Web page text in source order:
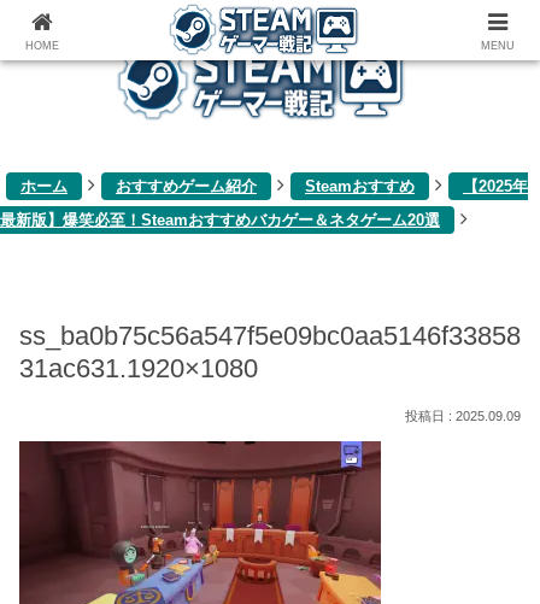
ゲーム関連雑記ブログ
ホーム おすすめゲーム紹介 Steamおすすめ
【2025年
最新版】爆笑必至！Steamおすすめバカゲー＆ネタゲーム20選
ss_ba0b75c56a547f5e09bc0aa5146f33858
31ac631.1920×1080
2025.09.09
HOME MENU